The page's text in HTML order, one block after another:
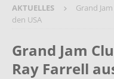
AKTUELLES
Grand
den USA
Grand Jam
Ray Farrell